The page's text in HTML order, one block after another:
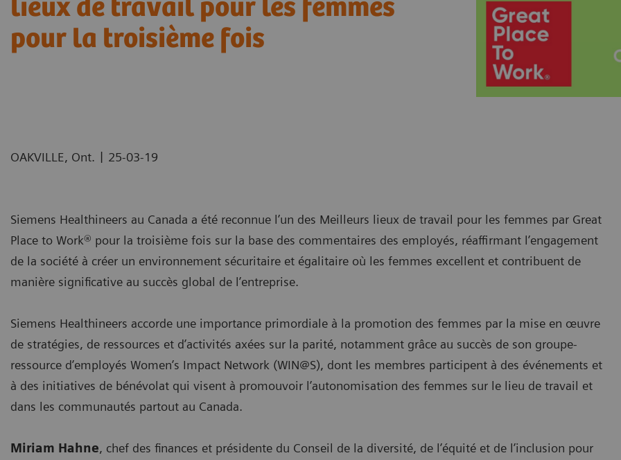
lieux de travail pour les femmes
pour la troisième fois
OAKVILLE, Ont. | 25-03-19
Siemens Healthineers au Canada a été reconnue l’un des Meilleurs lieux de travail pour les femmes par Great
Place to Work® pour la troisième fois sur la base des commentaires des employés, réaffirmant l’engagement
de la société à créer un environnement sécuritaire et égalitaire où les femmes excellent et contribuent de
manière significative au succès global de l’entreprise.
Siemens Healthineers accorde une importance primordiale à la promotion des femmes par la mise en œuvre
de stratégies, de ressources et d’activités axées sur la parité, notamment grâce au succès de son groupe-
ressource d’employés Women’s Impact Network (WIN@S), dont les membres participent à des événements et
à des initiatives de bénévolat qui visent à promouvoir l’autonomisation des femmes sur le lieu de travail et
dans les communautés partout au Canada.
Miriam Hahne, chef des finances et présidente du Conseil de la diversité, de l’équité et de l’inclusion pour